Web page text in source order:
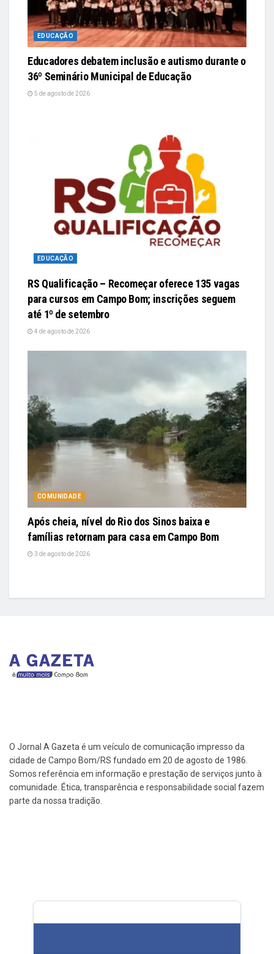
EDUCAÇÃO
Educadores debatem inclusão e autismo durante o
36º Seminário Municipal de Educação
5 de agosto de 2026
EDUCAÇÃO
RS Qualificação – Recomeçar oferece 135 vagas
para cursos em Campo Bom; inscrições seguem
até 1º de setembro
4 de agosto de 2026
COMUNIDADE
Após cheia, nível do Rio dos Sinos baixa e
famílias retornam para casa em Campo Bom
3 de agosto de 2026
O Jornal A Gazeta é um veículo de comunicação impresso da
cidade de Campo Bom/RS fundado em 20 de agosto de 1986.
Somos referência em informação e prestação de serviços junto à
comunidade. Ética, transparência e responsabilidade social fazem
parte da nossa tradição.